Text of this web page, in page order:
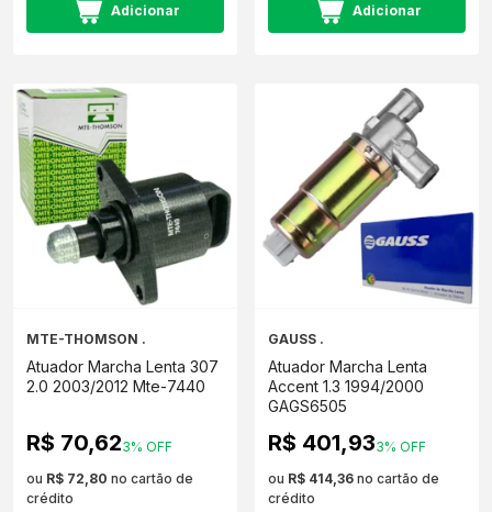
Adicionar Adicionar
MTE-THOMSON .
Atuador Marcha Lenta 307
2.0 2003/2012 Mte-7440
R$ 70,623% OFF
ou R$ 72,80 no cartão de
crédito
GAUSS .
Atuador Marcha Lenta
Accent 1.3 1994/2000
GAGS6505
R$ 401,933% OFF
ou R$ 414,36 no cartão de
crédito